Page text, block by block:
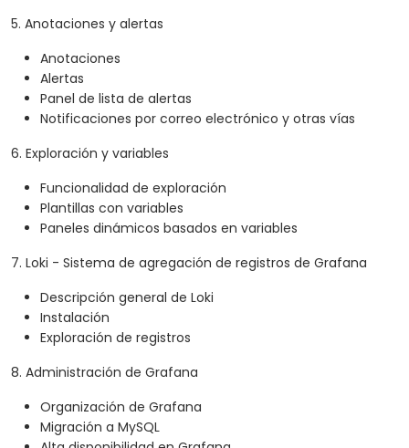
5. Anotaciones y alertas
Anotaciones
Alertas
Panel de lista de alertas
Notificaciones por correo electrónico y otras vías
6. Exploración y variables
Funcionalidad de exploración
Plantillas con variables
Paneles dinámicos basados en variables
7. Loki - Sistema de agregación de registros de Grafana
Descripción general de Loki
Instalación
Exploración de registros
8. Administración de Grafana
Organización de Grafana
Migración a MySQL